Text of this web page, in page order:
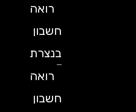
רואה
חשבון
בנצרת
רואה
חשבון